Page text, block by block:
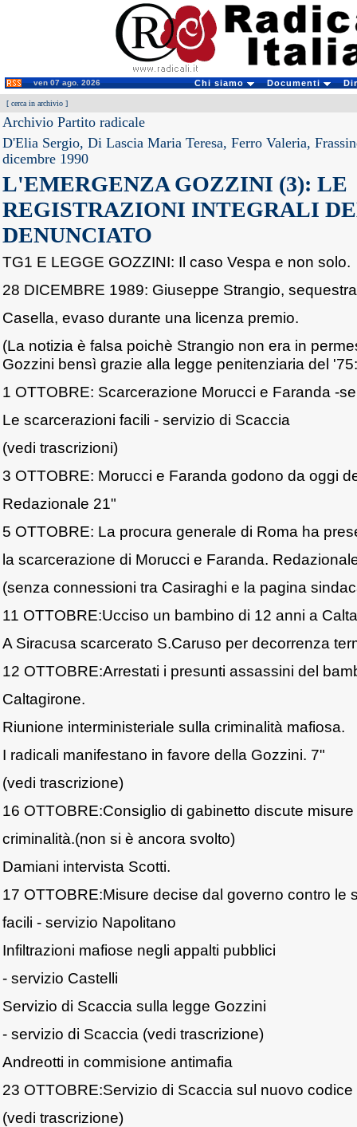
ven 07 ago. 2026 Chi siamo Documenti
[ cerca in archivio ]
Archivio Partito radicale
D'Elia Sergio, Di Lascia Maria Teresa, Ferro Valeria,
dicembre 1990
L'EMERGENZA GOZZINI (3): LE
REGISTRAZIONI INTEGRALI
DENUNCIATO
TG1 E LEGGE GOZZINI: Il caso Vespa e non solo.
28 DICEMBRE 1989: Giuseppe Strangio,
Casella, evaso durante una licenza premio.
(La notizia è falsa poichè Strangio non era in
Gozzini bensì grazie alla legge penitenziaria del
1 OTTOBRE: Scarcerazione Morucci e Faranda -
Le scarcerazioni facili - servizio di Scaccia
(vedi trascrizioni)
3 OTTOBRE: Morucci e Faranda godono da oggi
Redazionale 21"
5 OTTOBRE: La procura generale di Roma ha
la scarcerazione di Morucci e Faranda.
(senza connessioni tra Casiraghi e la pagina
11 OTTOBRE:Ucciso un bambino di 12 anni a
A Siracusa scarcerato S.Caruso per decorrenza
12 OTTOBRE:Arrestati i presunti assassini del
Caltagirone.
Riunione interministeriale sulla criminalità mafiosa.
I radicali manifestano in favore della Gozzini. 7"
(vedi trascrizione)
16 OTTOBRE:Consiglio di gabinetto discute
criminalità.(non si è ancora svolto)
Damiani intervista Scotti.
17 OTTOBRE:Misure decise dal governo contro le
facili - servizio Napolitano
Infiltrazioni mafiose negli appalti pubblici
- servizio Castelli
Servizio di Scaccia sulla legge Gozzini
- servizio di Scaccia (vedi trascrizione)
Andreotti in commisione antimafia
23 OTTOBRE:Servizio di Scaccia sul nuovo
(vedi trascrizione)